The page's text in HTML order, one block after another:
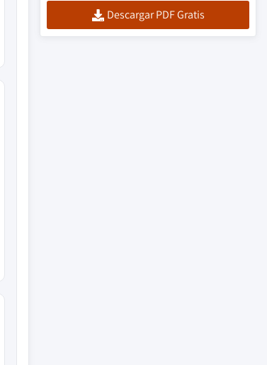
Descargar PDF Gratis